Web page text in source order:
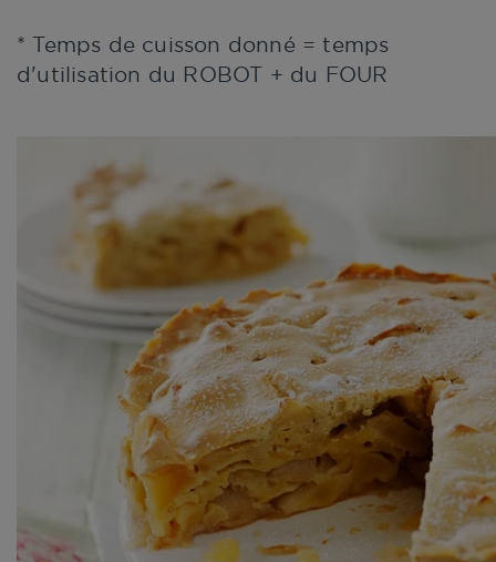
* Temps de cuisson donné = temps
d'utilisation du ROBOT + du FOUR